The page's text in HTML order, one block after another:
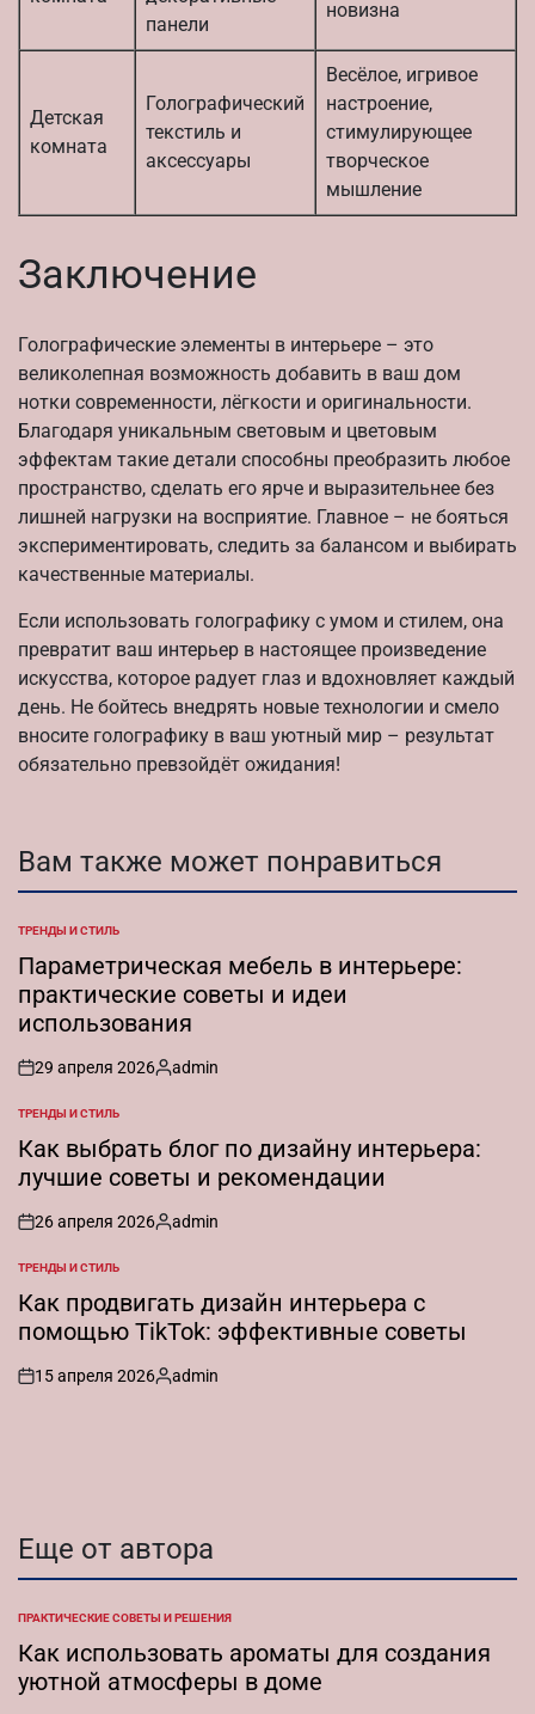
панели
новизна
Детская
комната
Голографический
текстиль и
аксессуары
Весёлое, игривое
настроение,
стимулирующее
творческое
мышление
Заключение
Голографические элементы в интерьере – это
великолепная возможность добавить в ваш дом
нотки современности, лёгкости и оригинальности.
Благодаря уникальным световым и цветовым
эффектам такие детали способны преобразить любое
пространство, сделать его ярче и выразительнее без
лишней нагрузки на восприятие. Главное – не бояться
экспериментировать, следить за балансом и выбирать
качественные материалы.
Если использовать голографику с умом и стилем, она
превратит ваш интерьер в настоящее произведение
искусства, которое радует глаз и вдохновляет каждый
день. Не бойтесь внедрять новые технологии и смело
вносите голографику в ваш уютный мир – результат
обязательно превзойдёт ожидания!
Вам также может понравиться
ОПУБЛИКОВАНО
В
ТРЕНДЫ И СТИЛЬ
Параметрическая мебель в интерьере:
практические советы и идеи
использования
on
29 апреля 2026
Запись
admin
ОПУБЛИКОВАНО
В
ТРЕНДЫ И СТИЛЬ
Как выбрать блог по дизайну интерьера:
лучшие советы и рекомендации
on
26 апреля 2026
Запись
admin
ОПУБЛИКОВАНО
В
ТРЕНДЫ И СТИЛЬ
Как продвигать дизайн интерьера с
помощью TikTok: эффективные советы
on
15 апреля 2026
Запись
admin
Еще от автора
ОПУБЛИКОВАНО
В
ПРАКТИЧЕСКИЕ СОВЕТЫ И РЕШЕНИЯ
Как использовать ароматы для создания
уютной атмосферы в доме